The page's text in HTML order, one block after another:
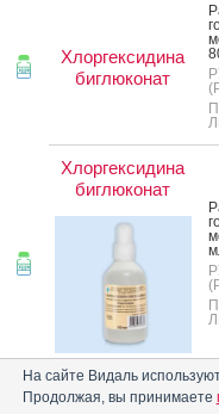
Хлоргексидина
биглюконат
Хлоргексидина
биглюконат
Хлоргексидина
На сайте Видаль
Продолжая, вы принимаете